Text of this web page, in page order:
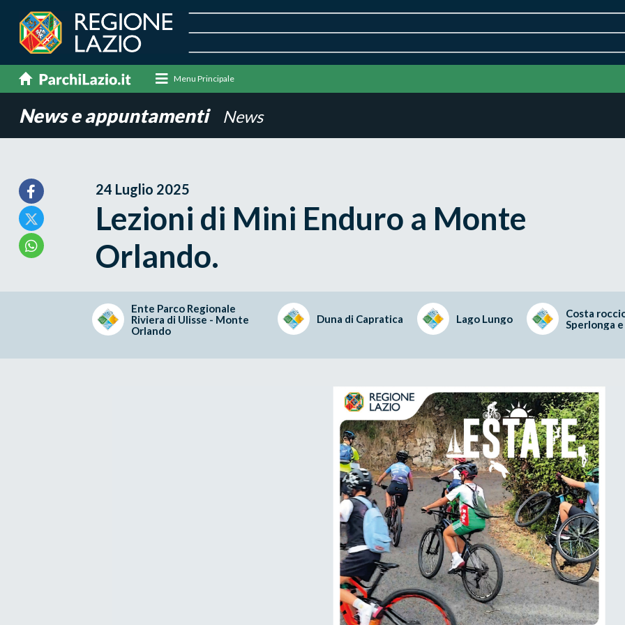
Menu Principale
News e appuntamenti News
24 Luglio 2025
Lezioni di Mini Enduro a Monte
Orlando.
Ente Parco Regionale
Riviera di Ulisse - Monte
Orlando
Duna di Capratica Lago Lungo
Costa
Sperlonga